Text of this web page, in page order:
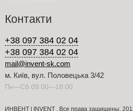
Контакти
+38 097 384 02 04
+38 097 384 02 04
mail@invent-sk.com
м. Київ, вул. Половецька 3/42
Пн—Сб 09:00—18:00
ИНВЕНТ | INVENT . Все права защищены.